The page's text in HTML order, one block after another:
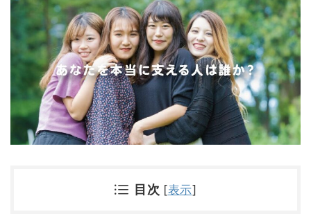
目次 [表示]